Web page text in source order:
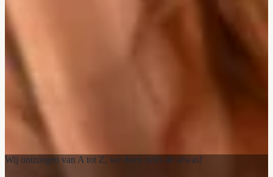
Wij ontzorgen van A tot Z, we doen zelfs de afwas!